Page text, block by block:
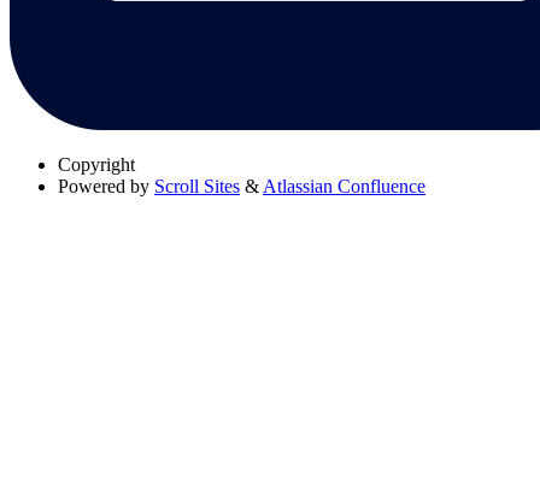
Copyright
Powered by Scroll Sites & Atlassian Confluence